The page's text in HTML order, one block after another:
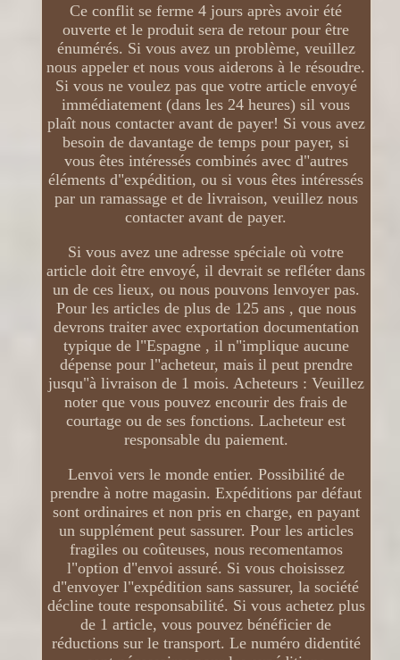
Ce conflit se ferme 4 jours après avoir été
ouverte et le produit sera de retour pour être
énumérés. Si vous avez un problème, veuillez
nous appeler et nous vous aiderons à le résoudre.
Si vous ne voulez pas que votre article envoyé
immédiatement (dans les 24 heures) sil vous
plaît nous contacter avant de payer! Si vous avez
besoin de davantage de temps pour payer, si
vous êtes intéressés combinés avec d"autres
éléments d"expédition, ou si vous êtes intéressés
par un ramassage et de livraison, veuillez nous
contacter avant de payer.
Si vous avez une adresse spéciale où votre
article doit être envoyé, il devrait se refléter dans
un de ces lieux, ou nous pouvons lenvoyer pas.
Pour les articles de plus de 125 ans , que nous
devrons traiter avec exportation documentation
typique de l"Espagne , il n"implique aucune
dépense pour l"acheteur, mais il peut prendre
jusqu"à livraison de 1 mois. Acheteurs : Veuillez
noter que vous pouvez encourir des frais de
courtage ou de ses fonctions. Lacheteur est
responsable du paiement.
Lenvoi vers le monde entier. Possibilité de
prendre à notre magasin. Expéditions par défaut
sont ordinaires et non pris en charge, en payant
un supplément peut sassurer. Pour les articles
fragiles ou coûteuses, nous recomentamos
l"option d"envoi assuré. Si vous choisissez
d"envoyer l"expédition sans sassurer, la société
décline toute responsabilité. Si vous achetez plus
de 1 article, vous pouvez bénéficier de
réductions sur le transport. Le numéro didentité